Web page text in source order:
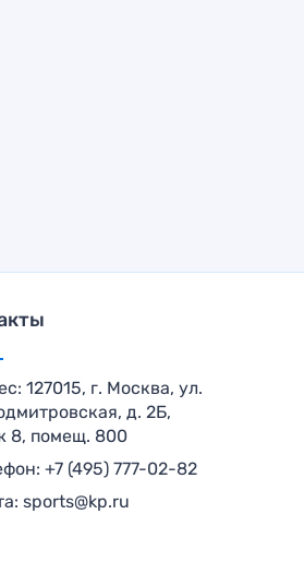
127015, г. Москва, ул.
д. 2Б,
8, помещ. 800
+7 (495) 777-02-82
sports@kp.ru